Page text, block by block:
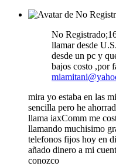
No
llamar desde
desde un pc y
bajos costo ,por
mira yo estaba en las
sencilla pero he
llama iaxComm me
llamando muchisimo
telefonos fijos hoy en
añado dinero a mi
conozco